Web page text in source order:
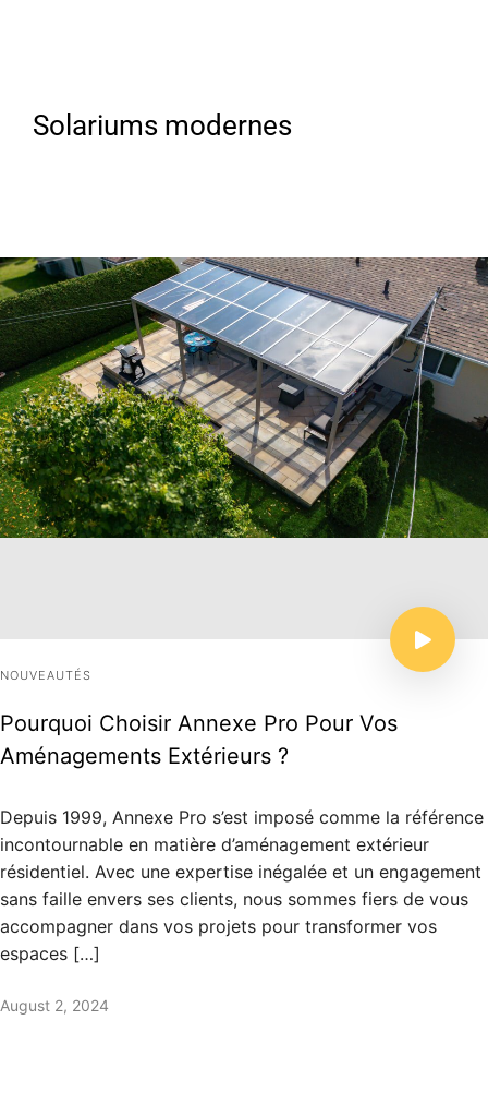
Solariums modernes
NOUVEAUTÉS
Pourquoi Choisir Annexe Pro Pour Vos
Aménagements Extérieurs ?
Depuis 1999, Annexe Pro s’est imposé comme la référence
incontournable en matière d’aménagement extérieur
résidentiel. Avec une expertise inégalée et un engagement
sans faille envers ses clients, nous sommes fiers de vous
accompagner dans vos projets pour transformer vos
espaces […]
August 2, 2024